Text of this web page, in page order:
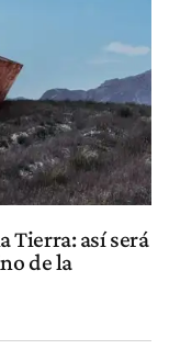
Tierra: así será
de la